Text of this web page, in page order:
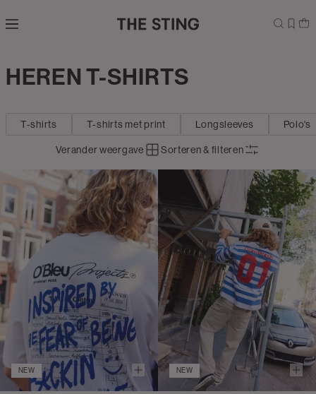
direct naar
zoekbalk
naar de
Kleding
HEREN T-SHIRTS
T-shirts T-shirts met print Longsleeves Polo's
Verander weergave Sorteren & filteren
NEW NEW